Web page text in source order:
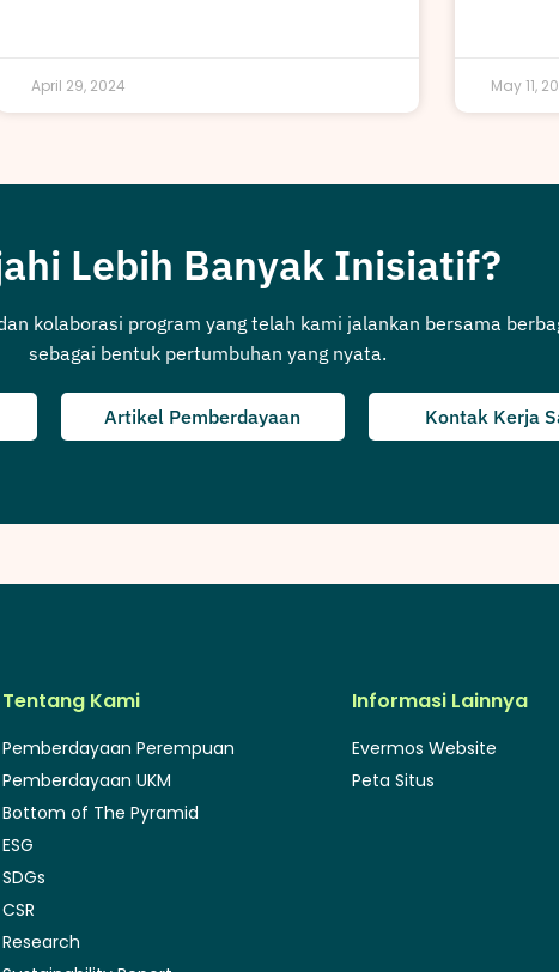
April 29, 2024 May 11,
Lebih Banyak Inisiatif?
kolaborasi program yang telah kami jalankan bersama
sebagai bentuk pertumbuhan yang nyata.
Artikel Pemberdayaan Kontak Kerja
Tentang Kami
Pemberdayaan Perempuan
Pemberdayaan UKM
Bottom of The Pyramid
ESG
SDGs
CSR
Research
Informasi Lainnya
Evermos Website
Peta Situs